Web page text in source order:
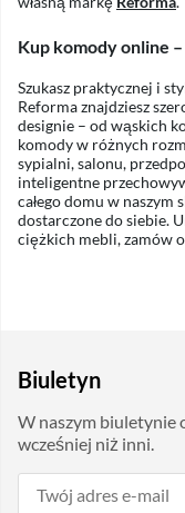
Kup komody online
Szukasz praktycznej i
Reforma znajdziesz
designie – od wąskich
komody w różnych
sypialni, salonu,
inteligentne
całego domu w
dostarczone do siebie.
ciężkich mebli, zamów
Biuletyn
W naszym biuletynie
wcześniej niż inni.